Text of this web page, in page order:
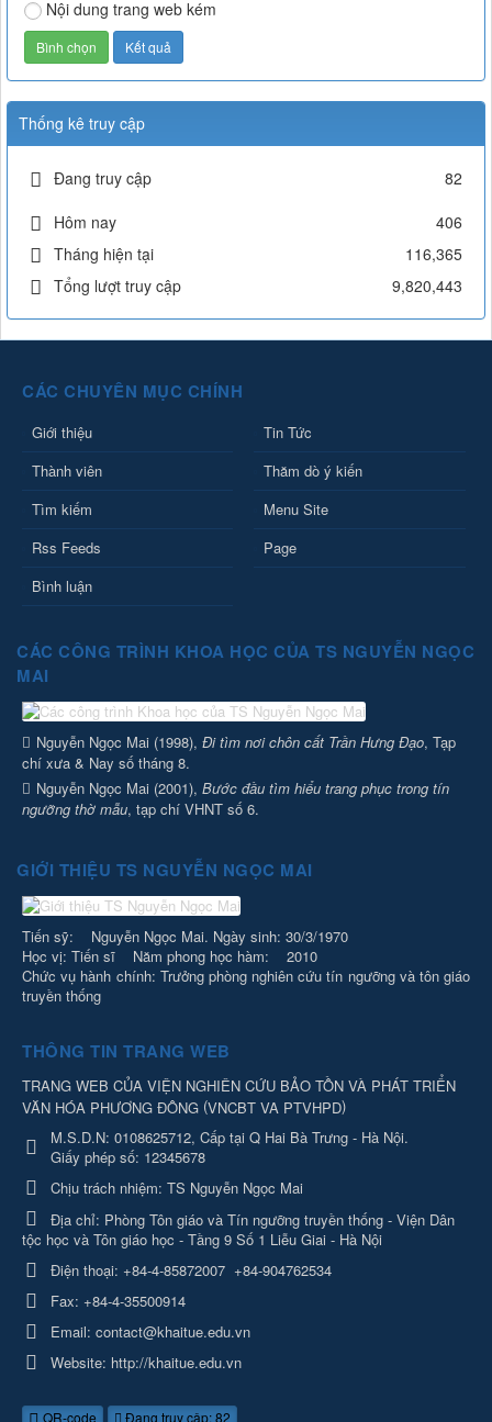
Nội dung trang web kém
Thống kê truy cập
Đang truy cập
82
Hôm nay
406
Tháng hiện tại
116,365
Tổng lượt truy cập
9,820,443
CÁC CHUYÊN MỤC CHÍNH
Giới thiệu
Tin Tức
Thành viên
Thăm dò ý kiến
Tìm kiếm
Menu Site
Rss Feeds
Page
Bình luận
CÁC CÔNG TRÌNH KHOA HỌC CỦA TS NGUYỄN NGỌC
MAI
Nguyễn Ngọc Mai (1998), Đi tìm nơi chôn cất Trần Hưng Đạo, Tạp
chí xưa & Nay số tháng 8.
Nguyễn Ngọc Mai (2001), Bước đầu tìm hiểu trang phục trong tín
ngưỡng thờ mẫu, tạp chí VHNT số 6.
GIỚI THIỆU TS NGUYỄN NGỌC MAI
Tiến sỹ: Nguyễn Ngọc Mai. Ngày sinh: 30/3/1970
Học vị: Tiến sĩ Năm phong học hàm: 2010
Chức vụ hành chính: Trưởng phòng nghiên cứu tín ngưỡng và tôn giáo
truyền thống
THÔNG TIN TRANG WEB
TRANG WEB CỦA VIỆN NGHIÊN CỨU BẢO TỒN VÀ PHÁT TRIỂN
VĂN HÓA PHƯƠNG ĐÔNG (VNCBT VA PTVHPD)
M.S.D.N: 0108625712, Cấp tại Q Hai Bà Trưng - Hà Nội.
Giấy phép số: 12345678
Chịu trách nhiệm: TS Nguyễn Ngọc Mai
Địa chỉ: Phòng Tôn giáo và Tín ngưỡng truyền thống - Viện Dân
tộc học và Tôn giáo học - Tầng 9 Số 1 Liễu Giai - Hà Nội
Điện thoại: +84-4-85872007 +84-904762534
Fax: +84-4-35500914
Email: contact@khaitue.edu.vn
Website: http://khaitue.edu.vn
QR-code Đang truy cập: 82